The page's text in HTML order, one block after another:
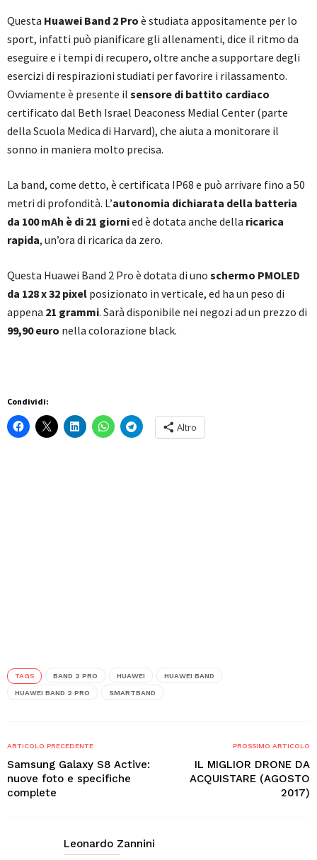
Questa Huawei Band 2 Pro è studiata appositamente per lo
sport, infatti può pianificare gli allenamenti, dice il ritmo da
eseguire e i tempi di recupero, oltre anche a supportare degli
esercizi di respirazioni studiati per favorire i rilassamento.
Ovviamente è presente il sensore di battito cardiaco
certificato dal Beth Israel Deaconess Medial Center (parte
della Scuola Medica di Harvard), che aiuta a monitorare il
sonno in maniera molto precisa.
La band, come detto, è certificata IP68 e può arrivare fino a 50
metri di profondità. L’autonomia dichiarata della batteria
da 100 mAh è di 21 giornied è dotata anche della ricarica
rapida, un’ora di ricarica da zero.
Questa Huawei Band 2 Pro è dotata di uno schermo PMOLED
da 128 x 32 pixel posizionato in verticale, ed ha un peso di
appena 21 grammi. Sarà disponibile nei negozi ad un prezzo di
99,90 euro nella colorazione black.
Condividi:
Altro
TAGS BAND 2 PRO HUAWEI HUAWEI BAND
HUAWEI BAND 2 PRO SMARTBAND
ARTICOLO PRECEDENTE
Samsung Galaxy S8 Active:
nuove foto e specifiche
complete
PROSSIMO ARTICOLO
IL MIGLIOR DRONE DA
ACQUISTARE (AGOSTO
2017)
Leonardo Zannini